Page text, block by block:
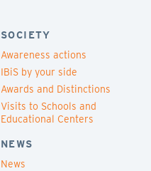
SOCIETY
Awareness actions
IBiS by your side
Awards and Distinctions
Visits to Schools and
Educational Centers
NEWS
News